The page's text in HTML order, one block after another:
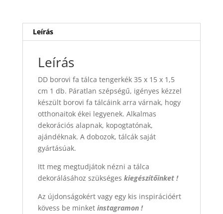
mennyiség
Leírás
Leírás
DD borovi fa tálca tengerkék 35 x 15 x 1,5
cm 1 db. Páratlan szépségű, igényes kézzel
készült borovi fa tálcáink arra várnak, hogy
otthonaitok ékei legyenek. Alkalmas
dekorációs alapnak, kopogtatónak,
ajándéknak. A dobozok, tálcák saját
gyártásúak.
Itt meg megtudjátok nézni a tálca
dekorálásához szükséges kiegészítőinket !
Az újdonságokért vagy egy kis inspirációért
kövess be minket instagramon !